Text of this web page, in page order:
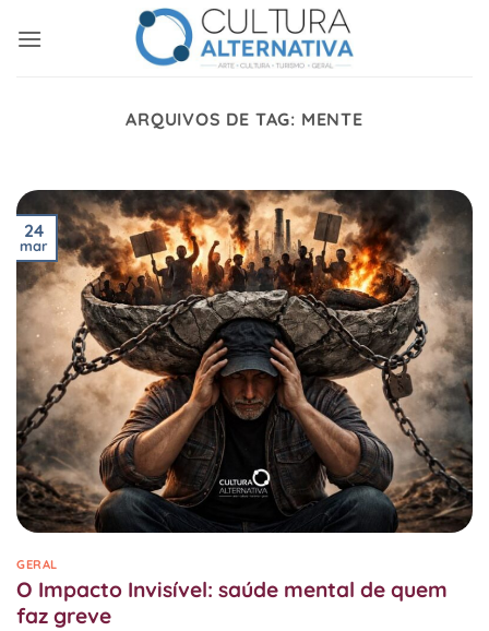
ARQUIVOS DE TAG: MENTE
24
mar
GERAL
O Impacto Invisível: saúde mental de quem
faz greve